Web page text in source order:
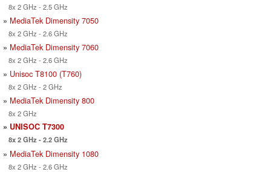
8x 2 GHz - 2.5 GHz
» MediaTek Dimensity 7050
8x 2 GHz - 2.6 GHz
» MediaTek Dimensity 7060
8x 2 GHz - 2.6 GHz
» Unisoc T8100 (T760)
8x 2 GHz - 2 GHz
» MediaTek Dimensity 800
8x 2 GHz
» UNISOC T7300
8x 2 GHz - 2.2 GHz
» MediaTek Dimensity 1080
8x 2 GHz - 2.6 GHz